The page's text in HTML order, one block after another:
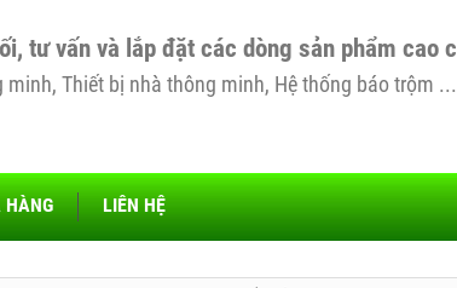
tư vấn và lắp đặt các dòng sản phẩm cao
minh, Thiết bị nhà thông minh, Hệ thống báo trộm ...
HÀNG LIÊN HỆ